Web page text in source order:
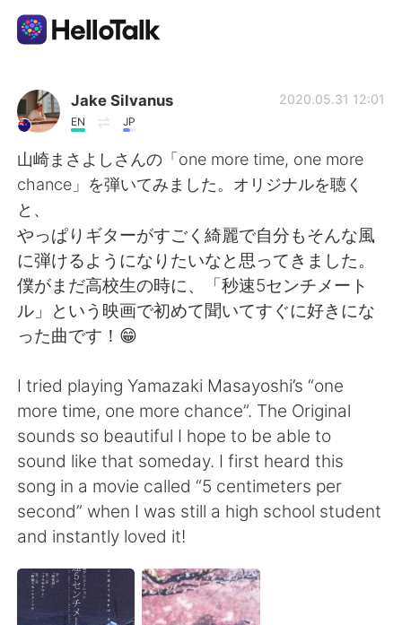
แอปแลกเปลี่ยนทางภาษา
AI Grammar Checker
ไทย
English 简体中文
繁體中文 Español
Deutsch 日本語
한국어 Русский
Indonesia Italiano
Türkçe Tiếng Việt
Português
Jake Silvanus
EN JP
2020.05.31 12:01
山崎まさよしさんの「one more time, one more
chance」を弾いてみました。オリジナルを聴く
と、
やっぱりギターがすごく綺麗で自分もそんな風
に弾けるようになりたいなと思ってきました。
僕がまだ高校生の時に、「秒速5センチメート
ル」という映画で初めて聞いてすぐに好きにな
った曲です！😁
I tried playing Yamazaki Masayoshi’s “one
more time, one more chance”. The Original
sounds so beautiful I hope to be able to
sound like that someday. I first heard this
song in a movie called “5 centimeters per
second” when I was still a high school student
and instantly loved it!